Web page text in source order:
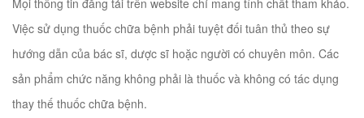
Mọi thông tin đăng tải trên website chỉ mang tính chất tham khảo.
Việc sử dụng thuốc chữa bệnh phải tuyệt đối tuân thủ theo sự
hướng dẫn của bác sĩ, dược sĩ hoặc người có chuyên môn. Các
sản phẩm chức năng không phải là thuốc và không có tác dụng
thay thế thuốc chữa bệnh.